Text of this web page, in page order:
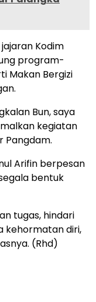
Kodim
program-
Makan Bergizi
Bun, saya
kegiatan
Pangdam.
Arifin berpesan
bentuk
tugas, hindari
kehormatan diri,
(Rhd)